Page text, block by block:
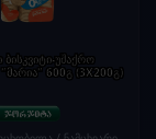
უშაქრო
600გ (3X200გ)